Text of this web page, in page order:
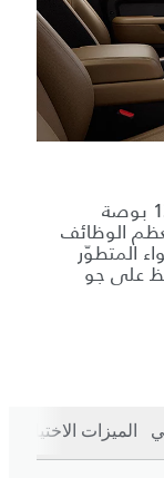
تسهّل شاشة نظام Pivi Pro قياس 13.1 بوصة
الوظائف
المتطوّر
على جو
الميزات الاختيارية